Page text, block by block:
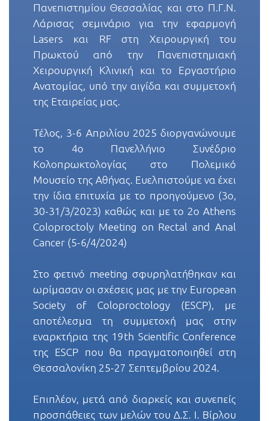
Πανεπιστημίου Θεσσαλίας και στο Π.Γ.Ν.
Λάρισας σεμινάριο για την εφαρμογή
Lasers και RF στη Χειρουργική του
Πρωκτού από την Πανεπιστημιακή
Χειρουργική Κλινική και το Εργαστήριο
Ανατομίας, υπό την αιγίδα και συμμετοχή
της Εταιρείας μας.
Τέλος, 3-6 Απριλίου 2025 διοργανώνουμε
το 4ο Πανελλήνιο Συνέδριο
Κολοπρωκτολογίας στο Πολεμικό
Μουσείο της Αθήνας. Ευελπιστούμε να έχει
την ίδια επιτυχία με το προηγούμενο (3ο,
30-31/3/2023) καθώς και με το 2ο Athens
Coloproctoly Meeting on Rectal and Anal
Cancer (5-6/4/2024)
Στο φετινό meeting σφυρηλατήθηκαν και
ωρίμασαν οι σχέσεις μας με την European
Society of Coloproctology (ESCP), με
αποτέλεσμα τη συμμετοχή μας στην
εναρκτήρια της 19th Scientific Conference
της ESCP που θα πραγματοποιηθεί στη
Θεσσαλονίκη 25-27 Σεπτεμβρίου 2024.
Επιπλέον, μετά από διαρκείς και συνεπείς
προσπάθειες των μελών του Δ.Σ. Ι. Βίρλου